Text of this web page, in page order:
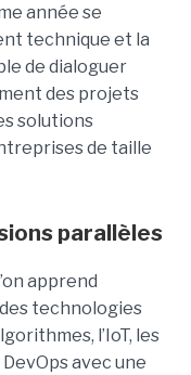
année se
technique et la
de dialoguer
des projets
solutions
de taille
parallèles
apprend
technologies
l’IoT, les
avec une